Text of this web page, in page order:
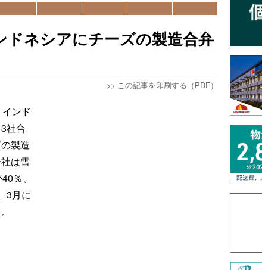
ドネシアにチーズの製造合弁
>> この記事を印刷する（PDF）
ンド
社合
製造
は雪
％、
3月に